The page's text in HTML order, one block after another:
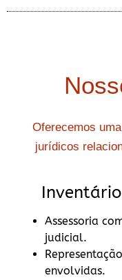
Oferecemos
jurídicos
Inventário
Assessoria
judicial.
envolvidas.